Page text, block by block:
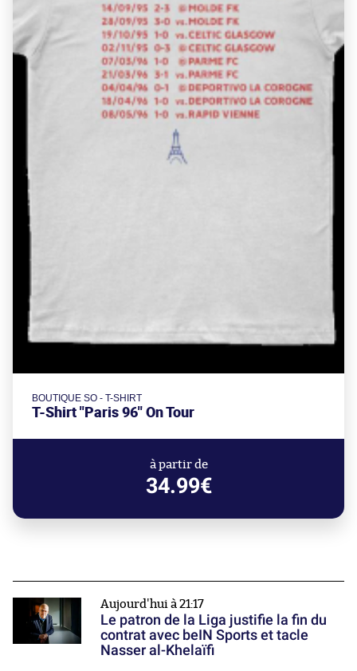
BOUTIQUE SO - T-SHIRT
T-Shirt "Paris 96" On Tour
à partir de
34.99€
Aujourd'hui à 21:17
Le patron de la Liga justifie la fin du
contrat avec beIN Sports et tacle
Nasser al-Khelaïfi